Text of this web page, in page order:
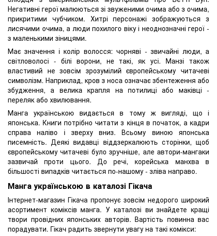
Негативні герої малюються зі звуженими очима або з очима,
прикритими чубчиком. Хитрі персонажі зображуються з
лисячими очима, а люди похилого віку і неоднозначні герої -
з маленькими зіницями.
Має значення і колір волосся: чорняві - звичайні люди, а
світловолосі - білі ворони, не такі, як усі. Манзі також
властивий не зовсім зрозумілий європейському читачеві
символізм. Наприклад, кров з носа означає збентеження або
збудження, а велика крапля на потилиці або маківці -
переляк або хвилювання.
Манга українською видається в тому ж вигляді, що і
японська. Книги потрібно читати з кінця в початок, а кадри
справа наліво і зверху вниз. Всьому виною японська
писемність. Деякі видавці віддзеркалюють сторінки, щоб
європейському читачеві було зручніше, але автори-мангаки
зазвичай проти цього. До речі, корейська манхва в
більшості випадків читається по-нашому - зліва направо.
Манга українською в каталозі Гікача
Інтернет-магазин Гікача пропонує зовсім недорого широкий
асортимент коміксів манга. У каталозі ви знайдете кращі
твори провідних японських авторів. Вартість повинна вас
порадувати. Гікач радить звернути увагу на такі комікси: